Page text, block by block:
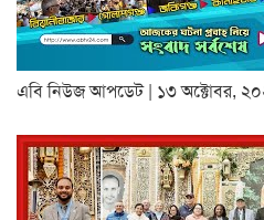
এবি নিউজ আপডেট | ১৩ অক্টোবর,